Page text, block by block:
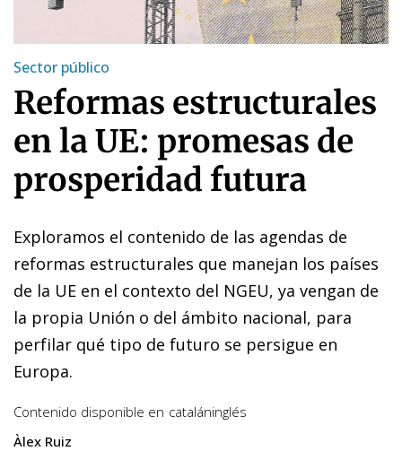
Sector público
Reformas estructurales
en la UE: promesas de
prosperidad futura
Exploramos el contenido de las agendas de
reformas estructurales que manejan los países
de la UE en el contexto del NGEU, ya vengan de
la propia Unión o del ámbito nacional, para
perfilar qué tipo de futuro se persigue en
Europa.
Contenido disponible en cataláninglés
Àlex Ruiz